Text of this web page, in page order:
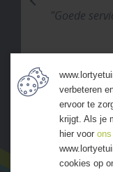
"Goede
previous
verbeteren
ervoor te
krijgt. Als je
hier voor
cookies op